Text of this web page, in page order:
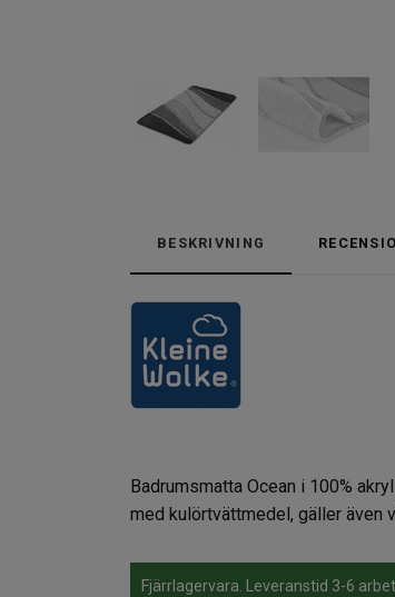
BESKRIVNING
Badrumsmatta Ocean i 100%
med kulörtvättmedel, gäller även
Fjärrlagervara. Leveranstid 3-6